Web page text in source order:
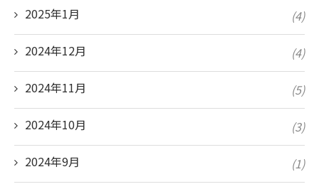
2025年1月 (4)
2024年12月 (4)
2024年11月 (5)
2024年10月 (3)
2024年9月 (1)